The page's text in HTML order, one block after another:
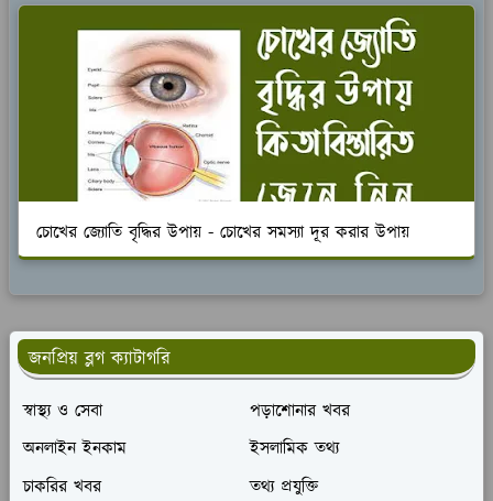
চোখের জ্যোতি বৃদ্ধির উপায় - চোখের সমস্যা দূর করার উপায়
জনপ্রিয় ব্লগ ক্যাটাগরি
স্বাস্থ্য ও সেবা
পড়াশোনার খবর
অনলাইন ইনকাম
ইসলামিক তথ্য
চাকরির খবর
তথ্য প্রযুক্তি